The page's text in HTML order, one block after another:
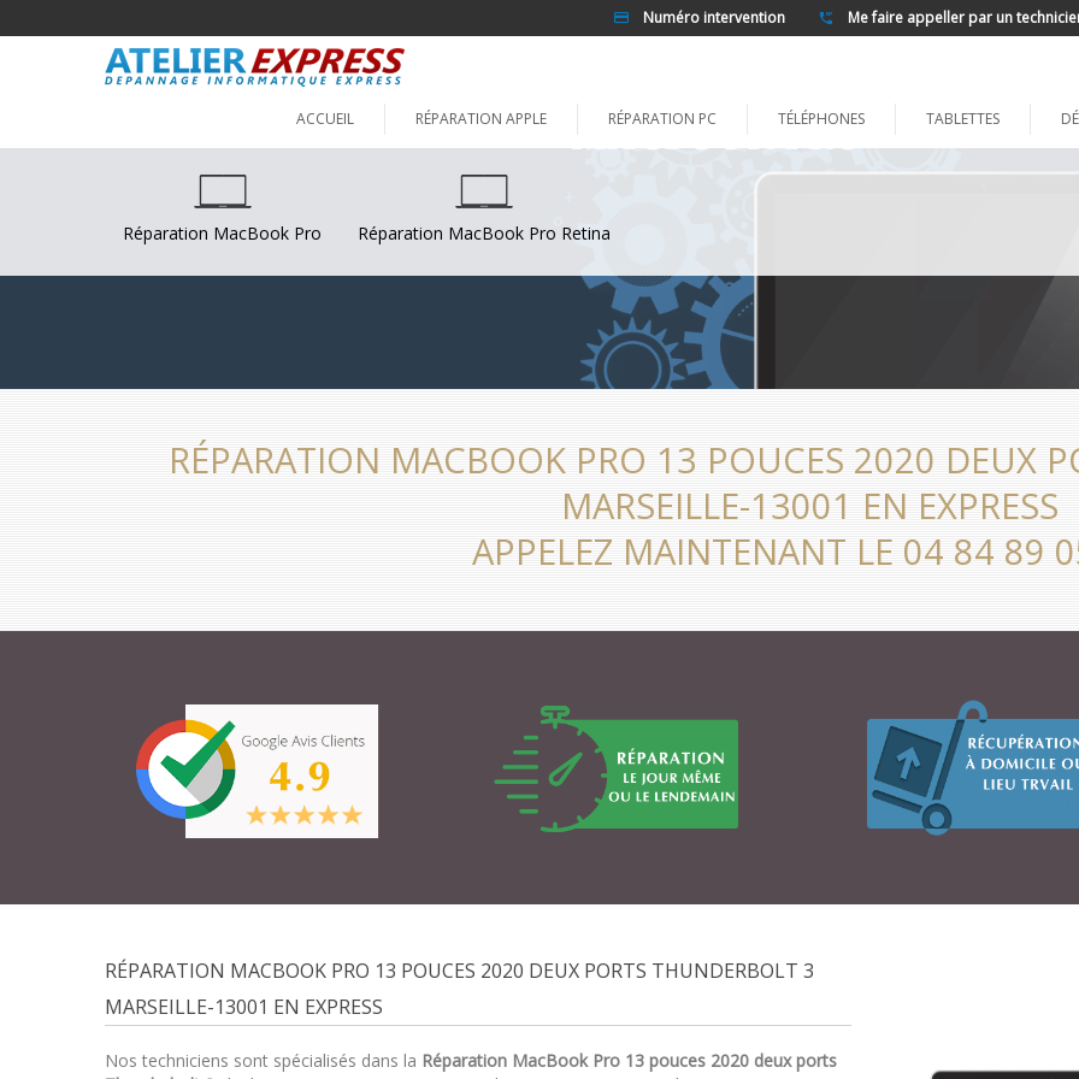
Me faire appeller par un
Numéro intervention
ACCUEIL RÉPARATION APPLE RÉPARATION PC TÉLÉPHONES TABLETTES
Réparation MacBook Pro Réparation MacBook Pro Retina
RÉPARATION MACBOOK PRO 13 POUCES 2020 DEUX
MARSEILLE-13001 EN EXPRESS
APPELEZ MAINTENANT LE 04 84 89
RÉPARATION MACBOOK PRO 13 POUCES 2020 DEUX PORTS THUNDERBOLT 3
MARSEILLE-13001 EN EXPRESS
Nos techniciens sont spécialisés dans la Réparation MacBook Pro 13 pouces 2020 deux ports